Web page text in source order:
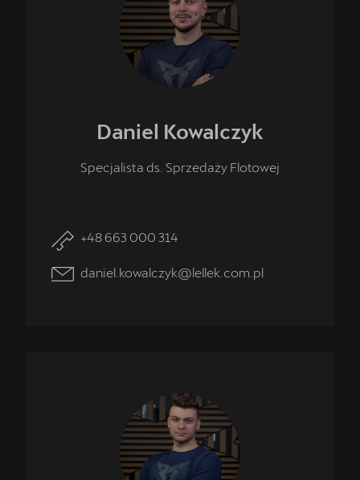
Daniel Kowalczyk
Specjalista ds. Sprzedaży Flotowej
+48 663 000 314
daniel.kowalczyk@lellek.com.pl